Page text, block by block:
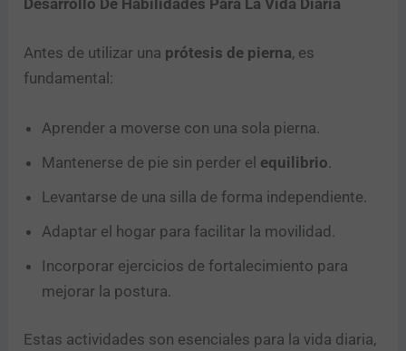
Desarrollo De Habilidades Para La Vida Diaria
Antes de utilizar una prótesis de pierna, es
fundamental:
Aprender a moverse con una sola pierna.
Mantenerse de pie sin perder el equilibrio.
Levantarse de una silla de forma independiente.
Adaptar el hogar para facilitar la movilidad.
Incorporar ejercicios de fortalecimiento para
mejorar la postura.
Estas actividades son esenciales para la vida diaria,